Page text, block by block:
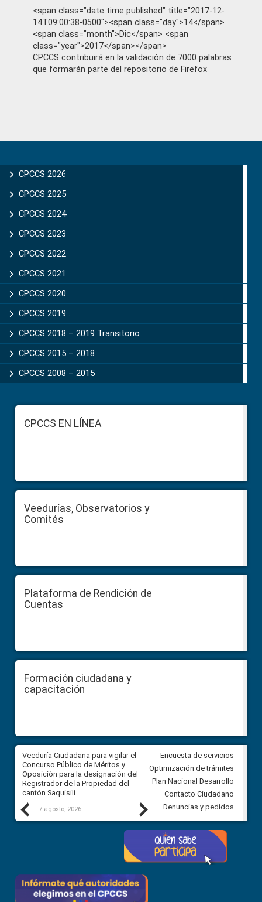
<span class="date time published" title="2017-12-
14T09:00:38-0500"><span class="day">14</span>
<span class="month">Dic</span> <span
class="year">2017</span></span>
CPCCS contribuirá en la validación de 7000 palabras
que formarán parte del repositorio de Firefox
Sidebar
CPCCS 2026
CPCCS 2025
CPCCS 2024
CPCCS 2023
CPCCS 2022
CPCCS 2021
CPCCS 2020
CPCCS 2019 .
CPCCS 2018 – 2019 Transitorio
CPCCS 2015 – 2018
CPCCS 2008 – 2015
FooterCPCCS EN LÍNEA
Veedurías, Observatorios y
Comités
Plataforma de Rendición de
Cuentas
Formación ciudadana y
capacitación
Previous
Veeduría Ciudadana para vigilar el
Concurso Público de Méritos y
Oposición para la designación del
Registrador de la Propiedad del
cantón Saquisilí
7 agosto, 2026
Veeduría Ciudadana para
construcción del asfaltado de
Ballenita del cantón Santa
7 agosto, 2026
Next
Encuesta de servicios
Optimización de trámites
Plan Nacional Desarrollo
Contacto Ciudadano
Denuncias y pedidos